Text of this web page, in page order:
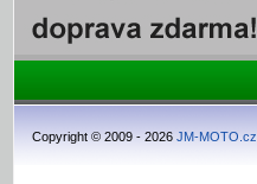
Copyright © 2009 - 2026 JM-MOTO.cz